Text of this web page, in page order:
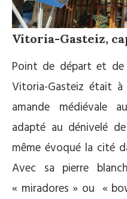
Vitoria-Gasteiz,
Point de départ et de
Vitoria-Gasteiz était
amande médiévale
adapté au dénivelé
même évoqué la cité
Avec sa pierre
« miradores » ou «